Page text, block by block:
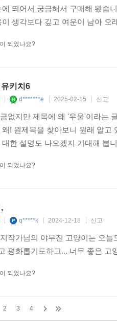
에 띄어서 궁금해서 구매해 봤습
이 생각보다 깊고 여운이 남아
되었나요?
유키치6
d*******e 2025-02-15 신고
없지만 제목에 왜 '우울'이라는
왜! 원제목을 찾아보니 원래 알
대한 설명도 나오겠지 기대해 봅
되었나요?
,
q*****k 2024-12-18 신고
작가님의 야무진 고양이는 오
평화롭기도하고... 너무 좋은
되었나요?
2 3 4